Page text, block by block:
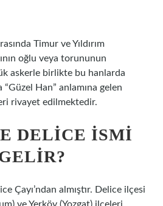
Timur ve Yıldırım
oğlu veya torununun
askerle birlikte bu hanlarda
Han” anlamına gelen
rivayet edilmektedir.
DELICE ISMI
Çayı’ndan almıştır. Delice ilçesi